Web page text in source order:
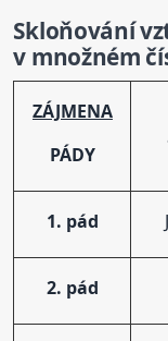
Skloňování
v množném
ZÁJMENA
PÁDY
1. pád
2. pád